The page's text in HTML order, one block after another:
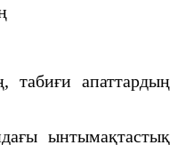
табиғи апаттардың
ынтымақтастық